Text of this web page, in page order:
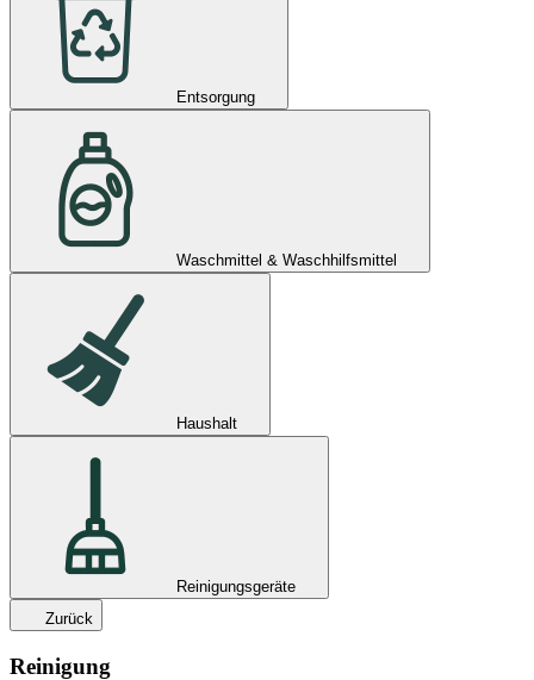
Entsorgung
Waschmittel & Waschhilfsmittel
Haushalt
Reinigungsgeräte
Zurück
Reinigung